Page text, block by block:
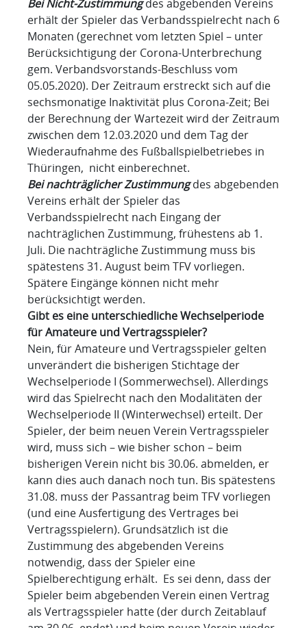
Bei Nicht-Zustimmungdes abgebenden Vereins
erhält der Spieler das Verbandsspielrecht nach 6
Monaten (gerechnet vom letzten Spiel – unter
Berücksichtigung der Corona-Unterbrechung
gem. Verbandsvorstands-Beschluss vom
05.05.2020). Der Zeitraum erstreckt sich auf die
sechsmonatige Inaktivität plus Corona-Zeit; Bei
der Berechnung der Wartezeit wird der Zeitraum
zwischen dem 12.03.2020 und dem Tag der
Wiederaufnahme des Fußballspielbetriebes in
Thüringen, nicht einberechnet.
Bei nachträglicher Zustimmungdes abgebenden
Vereins erhält der Spieler das
Verbandsspielrecht nach Eingang der
nachträglichen Zustimmung, frühestens ab 1.
Juli. Die nachträgliche Zustimmung muss bis
spätestens 31. August beim TFV vorliegen.
Spätere Eingänge können nicht mehr
berücksichtigt werden.
Gibt es eine unterschiedliche Wechselperiode
für Amateure und Vertragsspieler?
Nein, für Amateure und Vertragsspieler gelten
unverändert die bisherigen Stichtage der
Wechselperiode I (Sommerwechsel). Allerdings
wird das Spielrecht nach den Modalitäten der
Wechselperiode II (Winterwechsel) erteilt. Der
Spieler, der beim neuen Verein Vertragsspieler
wird, muss sich – wie bisher schon – beim
bisherigen Verein nicht bis 30.06. abmelden, er
kann dies auch danach noch tun. Bis spätestens
31.08. muss der Passantrag beim TFV vorliegen
(und eine Ausfertigung des Vertrages bei
Vertragsspielern). Grundsätzlich ist die
Zustimmung des abgebenden Vereins
notwendig, dass der Spieler eine
Spielberechtigung erhält. Es sei denn, dass der
Spieler beim abgebenden Verein einen Vertrag
als Vertragsspieler hatte (der durch Zeitablauf